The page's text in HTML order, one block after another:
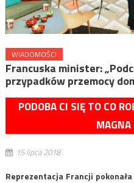
WIADOMOŚCI
Francuska minister:
przypadków przemocy
PODOBA CI SIĘ TO CO
MAGNA
15 lipca 2018
Reprezentacja Francji